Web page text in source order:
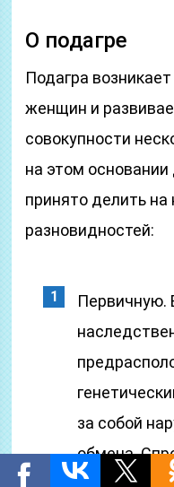
О подагре
Подагра
женщин и
совокупности
на этом
принято делить на
разновидностей:
Первичную.
за собой
обмена.